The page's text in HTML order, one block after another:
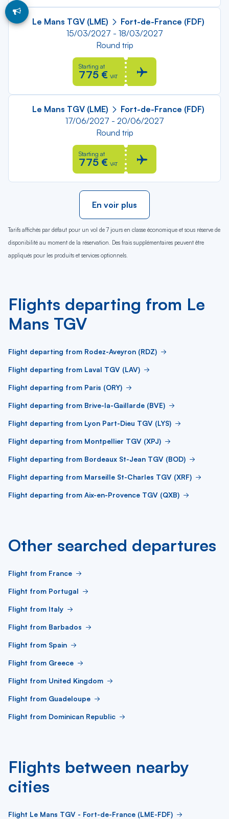
Le Mans TGV (LME)
Fort-de-France (FDF)
15/03/2027 - 18/03/2027
Round trip
Starting at
775 € VAT
Le Mans TGV (LME)
Fort-de-France (FDF)
17/06/2027 - 20/06/2027
Round trip
Starting at
775 € VAT
En voir plus
Tarifs affichés par défaut pour un vol de 7 jours en classe économique et sous réserve de
disponibilité au moment de la réservation. Des frais supplémentaires peuvent être
appliqués pour les produits et services optionnels.
Flights departing from Le
Mans TGV
Flight departing from Rodez-Aveyron (RDZ)
Flight departing from Laval TGV (LAV)
Flight departing from Paris (ORY)
Flight departing from Brive-la-Gaillarde (BVE)
Flight departing from Lyon Part-Dieu TGV (LYS)
Flight departing from Montpellier TGV (XPJ)
Flight departing from Bordeaux St-Jean TGV (BOD)
Flight departing from Marseille St-Charles TGV (XRF)
Flight departing from Aix-en-Provence TGV (QXB)
Other searched departures
Flight from France
Flight from Portugal
Flight from Italy
Flight from Barbados
Flight from Spain
Flight from Greece
Flight from United Kingdom
Flight from Guadeloupe
Flight from Dominican Republic
Flights between nearby
cities
Flight Le Mans TGV - Fort-de-France (LME-FDF)